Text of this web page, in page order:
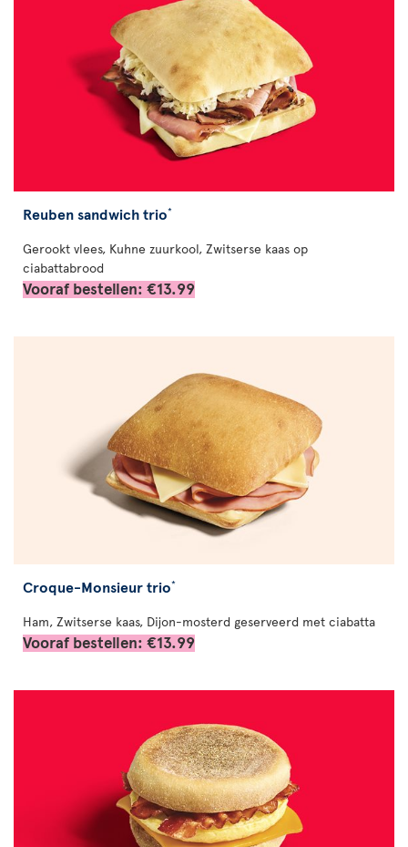
Reuben sandwich trio*
Gerookt vlees, Kuhne zuurkool, Zwitserse kaas op
ciabattabrood
Vooraf bestellen: €13.99
Croque-Monsieur trio*
Ham, Zwitserse kaas, Dijon-mosterd geserveerd met ciabatta
Vooraf bestellen: €13.99